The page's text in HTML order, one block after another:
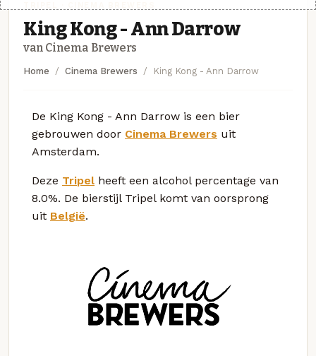
King Kong - Ann Darrow
van Cinema Brewers
Home Cinema Brewers King Kong - Ann Darrow
De King Kong - Ann Darrow is een bier
gebrouwen door Cinema Brewers uit
Amsterdam.
Deze Tripel heeft een alcohol percentage van
8.0%. De bierstijl Tripel komt van oorsprong
uit België.